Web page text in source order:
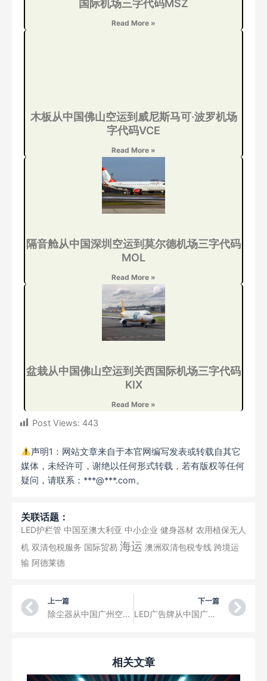
国际机场三字代码MSZ
Read More »
木板从中国佛山空运到威尼斯马可·波罗机场
字代码VCE
Read More »
隔音舱从中国深圳空运到莫尔德机场三字代码
MOL
Read More »
盆栽从中国佛山空运到关西国际机场三字代码
KIX
Read More »
Post Views: 443
声明1：网站文章来自于本官网编写发表或转载自其它
媒体，未经许可，谢绝以任何形式转载，若有版权等任何
疑问，请联系：***@***.com。
关联话题：
LED护栏管 中国至澳大利亚 中小企业 健身器材 农用植保无人
机 双清包税服务 国际贸易 海运 澳洲双清包税专线 跨境运
输 阿德莱德
Prev
上一篇
除尘器从中国广州空运到曼彻斯特国际机场三字代码MAN
下一篇
LED广告牌从中国广州空运到苏黎世机场三字代码ZRH
相关文章